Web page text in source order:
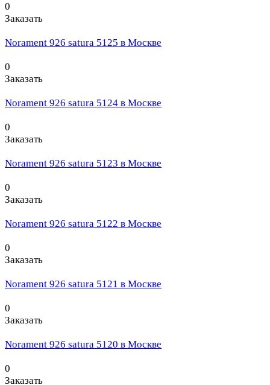
0
Заказать
Norament 926 satura 5125 в Москве
0
Заказать
Norament 926 satura 5124 в Москве
0
Заказать
Norament 926 satura 5123 в Москве
0
Заказать
Norament 926 satura 5122 в Москве
0
Заказать
Norament 926 satura 5121 в Москве
0
Заказать
Norament 926 satura 5120 в Москве
0
Заказать